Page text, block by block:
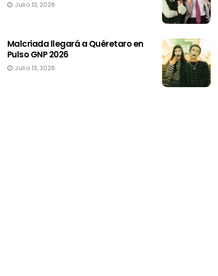
Julio 13, 2026
Malcriada llegará a Quéretaro en
Pulso GNP 2026
Julio 13, 2026